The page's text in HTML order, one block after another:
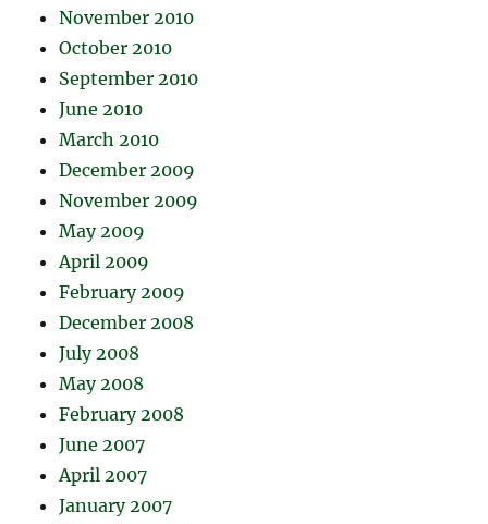
November 2010
October 2010
September 2010
June 2010
March 2010
December 2009
November 2009
May 2009
April 2009
February 2009
December 2008
July 2008
May 2008
February 2008
June 2007
April 2007
January 2007